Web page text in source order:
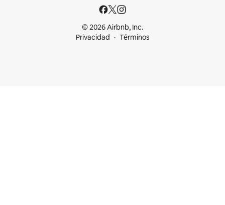
© 2026 Airbnb, Inc.
Privacidad
Términos